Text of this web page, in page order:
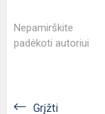
Nepamirškite
padėkoti autoriui
Grįžti